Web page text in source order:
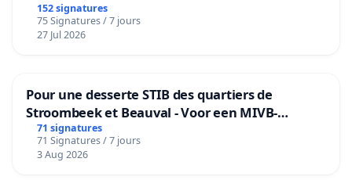
152 signatures
75 Signatures / 7 jours
27 Jul 2026
Pour une desserte STIB des quartiers de
Stroombeek et Beauval - Voor een MIVB-
bediening van de wijken Strombeek en Het
Voor
71 signatures
71 Signatures / 7 jours
3 Aug 2026